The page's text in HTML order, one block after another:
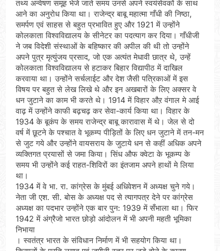
तथ्य अन्वेषण समूह भेजे जाते समय उनसे अपने स्वयंसेवकों के साथ
आने का अनुरोध किया था। राजेन्द्र बाबू महात्मा गाँधी की निष्ठा,
समर्पण एवं साहस से बहुत प्रभावित हुए और 1921 में उन्होंने
कोलकाता विश्वविद्यालय के सीनेटर का पदत्याग कर दिया। गाँधीजी
ने जब विदेशी संस्थाओं के बहिष्कार की अपील की थी तो उन्होंने
अपने पुत्र मृत्युंजय प्रसाद, जो एक अत्यंत मेधावी छात्र थे, उन्हें
कोलकाता विश्वविद्यालय से हटाकर बिहार विद्यापीठ में दाखिल
करवाया था। उन्होंने सर्चलाईट और देश जैसी पत्रिकाओं में इस
विषय पर बहुत से लेख लिखे थे और इन अखबारों के लिए अक्सर वे
धन जुटाने का काम भी करते थे। 1914 में विहार औऱ वंगाल मे आई
वाढ़ में उन्होंने काफी बढ़चढ़ कर सेवा-कार्य किया था। विहार के
1934 के बूकंप के समय राजेन्द्र बाबू कारावास में थे। जेल से दो
वर्ष में छूटने के पश्चात वे भूकम्प पीड़ितों के लिए धन जुटाने में तन-मन
से जुट गये और उन्होंने वायसराय के जुटाये धन से कहीं अधिक अपने
व्यक्तिगत प्रयासों से जमा किया। सिंध औफ क्वेटा के भूकम्प के
समय भी उन्होंने कई राहत-शिविरों का इंतजाम अपने हाथों मे लिया
था।
1934 में वे भा. रा. कांग्रेस के मुंबई अधिवेशन में अध्यक्ष चुने गये।
नेता जी एश. सी. बोस के अध्यक्ष पद से त्यागपत्र देने पर कांग्रेस
अध्यक्ष का पदभार उन्होंने एक बार पुन: 1939 में सँभाला था। फिर
1942 में अंग्रैजो भारत छोड़ो आंदोलन में भी अपनी महती भूमिका
निभाया
। स्वतंत्र भारत के संविधान निर्माण में भी सहयोग किया था।